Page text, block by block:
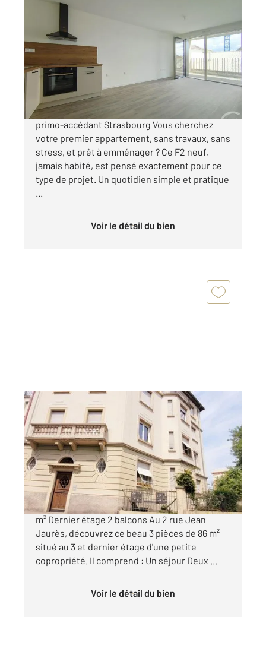
Ref : 17067
Appartement F2 à vendre
179 000 €
F2 neuf jamais habité idéal premier achat /
primo-accédant Strasbourg Vous cherchez
votre premier appartement, sans travaux, sans
stress, et prêt à emménager ? Ce F2 neuf,
jamais habité, est pensé exactement pour ce
type de projet. Un quotidien simple et pratique
Voir le détail du bien
SCHILTIGHEIM 67
85,60 m
, 3 pièces
Ref : 17424
Appartement F3 à vendre
193 000 €
À VENDRE SCHILTIGHEIM MALTERIES F3 de 86
m² Dernier étage 2 balcons Au 2 rue Jean
Jaurès, découvrez ce beau 3 pièces de 86 m²
situé au 3 et dernier étage d'une petite
copropriété. Il comprend : Un séjour Deux ...
Voir le détail du bien